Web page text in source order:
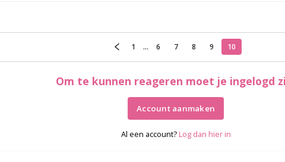
1 ... 6 7 8 9 10
Om te kunnen reageren moet je ingelogd
Account aanmaken
Al een account? Log dan hier in